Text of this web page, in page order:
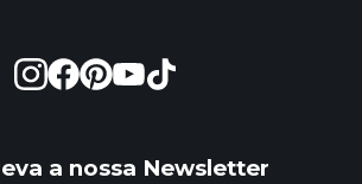
a nossa Newsletter